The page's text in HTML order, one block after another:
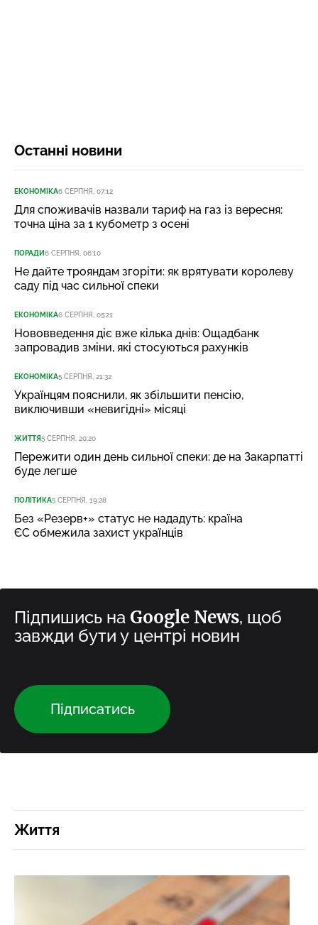
Останні новини
ЕКОНОМІКА6 СЕРПНЯ, 07:12
Для споживачів назвали тариф на газ із вересня:
точна ціна за 1 кубометр з осені
ПОРАДИ6 СЕРПНЯ, 06:10
Не дайте трояндам згоріти: як врятувати королеву
саду під час сильної спеки
ЕКОНОМІКА6 СЕРПНЯ, 05:21
Нововведення діє вже кілька днів: Ощадбанк
запровадив зміни, які стосуються рахунків
ЕКОНОМІКА5 СЕРПНЯ, 21:32
Українцям пояснили, як збільшити пенсію,
виключивши «невигідні» місяці
ЖИТТЯ5 СЕРПНЯ, 20:20
Пережити один день сильної спеки: де на Закарпатті
буде легше
ПОЛІТИКА5 СЕРПНЯ, 19:28
Без «Резерв+» статус не нададуть: країна
ЄС обмежила захист українців
Підпишись на Google News, щоб
завжди бути у центрі новин
Підписатись
Життя